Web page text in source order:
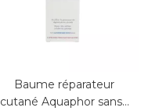
Baume réparateur
cutané Aquaphor sans…